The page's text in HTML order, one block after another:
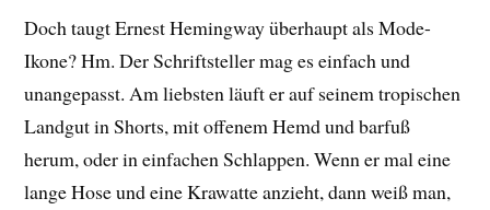
Doch taugt Ernest Hemingway überhaupt als Mode-
Ikone? Hm. Der Schriftsteller mag es einfach und
unangepasst. Am liebsten läuft er auf seinem tropischen
Landgut in Shorts, mit offenem Hemd und barfuß
herum, oder in einfachen Schlappen. Wenn er mal eine
lange Hose und eine Krawatte anzieht, dann weiß man,